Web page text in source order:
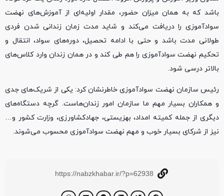
باشد که به همان میزان حضور، مقدار اولیه‌ای از آموزش‌های نهضت
سوادآموزی را دریافت می‌کند و شاید مدت زمان زندانی شدن فردی
طولانی مدت باشد و حتی با ادامه تحصیل، دوره‌های سواد، انتقال و
تحکیم نهضت سوادآموزی را هم طی کند و در همان زندان وارد کلاس‌های
بالاتر درسی شود.
رئیس سازمان نهضت سوادآموزی خاطرنشان کرد: یکی از شریک‌های جدی
و همکاران بسیار مهم ما سازمان امور زندان‌هاست. گرچه دستگاه‌های
دیگری از جمله کمیته امداد، بهزیستی، جهادکشاورزی، وزارت کشور و…
نیز از شرکای بسیار خوب و مهم نهضت سوادآموزی محسوب می‌شوند.
https://nabzkhabar.ir/?p=62938